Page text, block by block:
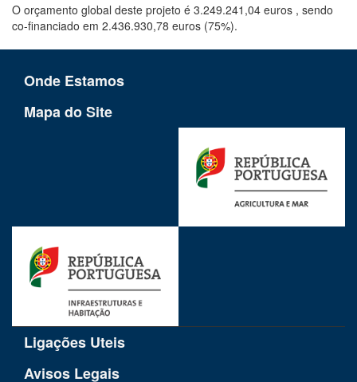
O orçamento global deste projeto é 3.249.241,04 euros , sendo
co-financiado em 2.436.930,78 euros (75%).
Onde Estamos
Mapa do Site
Ligações Uteis
Avisos Legais